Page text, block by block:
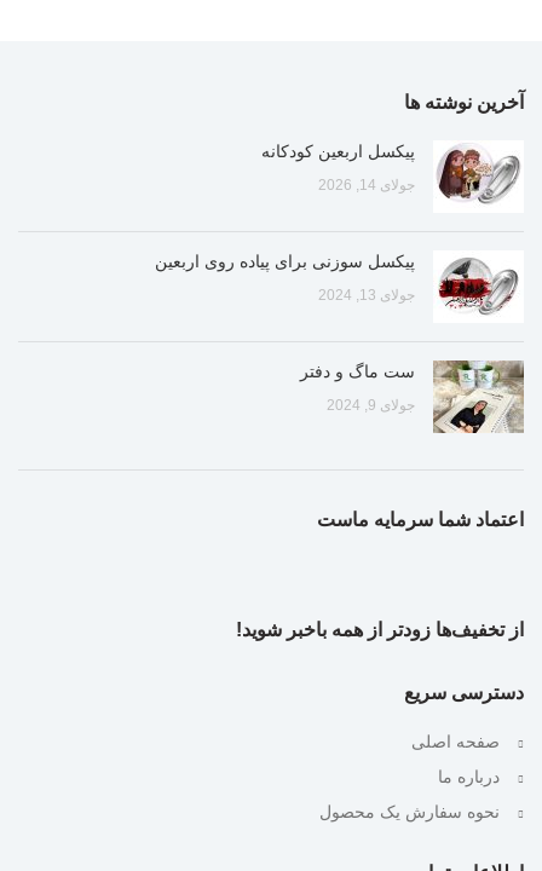
آخرین نوشته ها
پیکسل اربعین کودکانه
جولای 14, 2026
پیکسل سوزنی برای پیاده روی اربعین
جولای 13, 2024
ست ماگ و دفتر
جولای 9, 2024
اعتماد شما سرمایه ماست
از تخفیف‌ها زودتر از همه باخبر شوید!
دسترسی سریع
صفحه اصلی
درباره ما
نحوه سفارش یک محصول